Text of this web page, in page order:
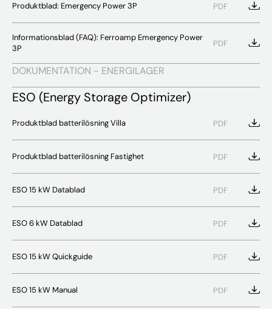
Produktblad: Emergency Power 3P PDF
Informationsblad (FAQ): Ferroamp Emergency Power
3P
PDF
DOKUMENTATION - ENERGILAGER
ESO (Energy Storage Optimizer)
Produktblad batterilösning Villa PDF
Produktblad batterilösning Fastighet PDF
ESO 15 kW Datablad PDF
ESO 6 kW Datablad PDF
ESO 15 kW Quickguide PDF
ESO 15 kW Manual PDF